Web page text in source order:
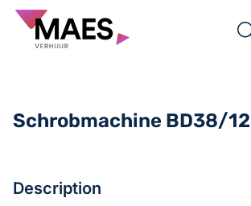
Hoogtewerkers
Schrobmachine BD38/12
Description